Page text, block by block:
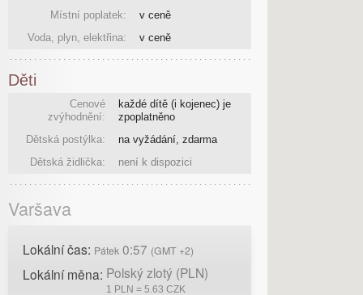
Místní poplatek:
v ceně
Voda, plyn, elektřina:
v ceně
Děti
Cenové
zvýhodnění:
každé dítě (i kojenec) je
zpoplatněno
Dětská postýlka:
na vyžádání, zdarma
Dětská židlička:
není k dispozici
Varšava
Lokální čas: Pátek 0:57 (GMT +2)
Lokální měna: Polský zlotý (PLN)
1 PLN = 5.63 CZK